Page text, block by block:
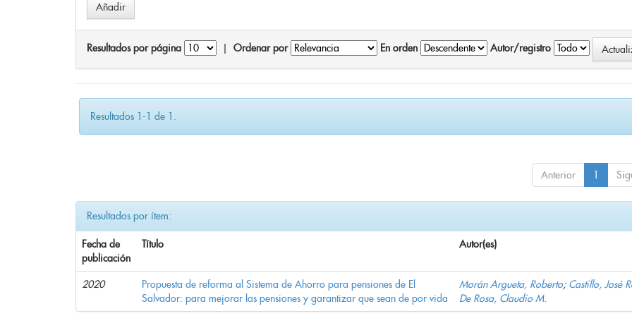
Resultados por página Ordenar por En orden Autor/registro
Resultados 1-1 de 1.
Anterior 1
Resultados por ítem:
Fecha de
publicación
Título Autor(es)
2020
Propuesta de reforma al Sistema de Ahorro para pensiones de El
Salvador: para mejorar las pensiones y garantizar que sean de por vida
Morán Argueta, Roberto; Castillo, José
De Rosa, Claudio M.